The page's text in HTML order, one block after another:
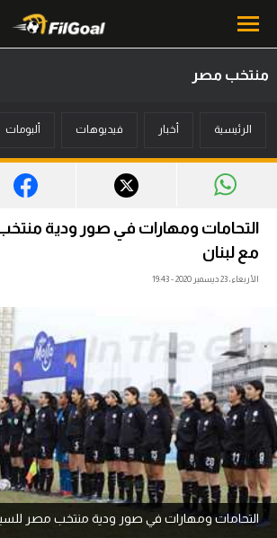
أخبار
ميركاتو
فانتازي في الجول
فيديوهات
عدسات
آراء حرة
ركن الألعاب
بطولات
منتخب مصر
الرئيسية أخبار فيديوهات ألبومات
التحامات ومهارات في صور ودية
مع لبنان
الأربعاء، 23 ديسمبر 2020 - 19:43
التحامات ومهارات في صور ودية منتخب مصر